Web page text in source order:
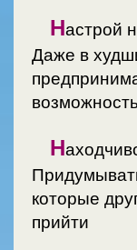
Настрой
Даже в
Н
которые
прийти